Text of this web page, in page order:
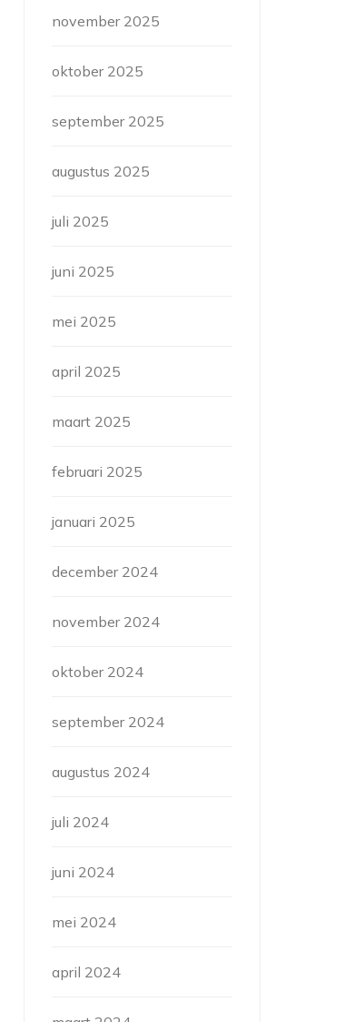
november 2025
oktober 2025
september 2025
augustus 2025
juli 2025
juni 2025
mei 2025
april 2025
maart 2025
februari 2025
januari 2025
december 2024
november 2024
oktober 2024
september 2024
augustus 2024
juli 2024
juni 2024
mei 2024
april 2024